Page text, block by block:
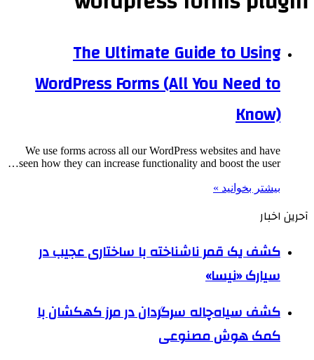
The Ultimate Guide to Using
WordPress Forms (All You Need to
Know)
We use forms across all our WordPress websites and have
seen how they can increase functionality and boost the user…
بیشتر بخوانید »
آحرین اخبار
کشف یک قمر ناشناخته با ساختاری عجیب در
سیارک «نیسا»
کشف سیاه‌چاله سرگردان در مرز کهکشان با
کمک هوش مصنوعی